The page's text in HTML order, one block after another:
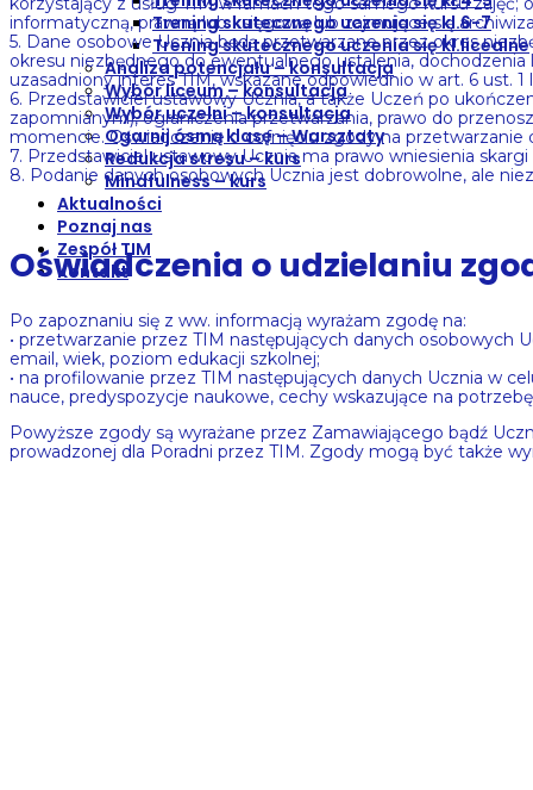
Trening skutecznego uczenia się kl.6-7
Trening skutecznego uczenia się kl.licealne
Analiza potencjału – konsultacja
Wybór liceum – konsultacja
Wybór uczelni – konsultacja
Ogarnij ósmą klasę – Warsztaty
Redukcja stresu – kurs
Mindfulness – kurs
Aktualności
Poznaj nas
Zespół TIM
Kontakt
informatyczną, prawną lub księgową lub zajmujące się
5. Dane osobowe Ucznia będą przetwarzane przez okres
okresu niezbędnego do ewentualnego ustalenia,
uzasadniony interes TIM, wskazane odpowiednio w art. 6 ust. 1
6. Przedstawiciel ustawowy Ucznia, a także Uczeń po
zapomnianym), ograniczenia przetwarzania, prawo do
momencie. Oświadczenie o cofnięciu zgody na
7. Przedstawiciel ustawowy Ucznia ma prawo wniesienia
8. Podanie danych osobowych Ucznia jest dobrowolne, ale
Oświadczenia o udzielaniu
Po zapoznaniu się z ww. informacją wyrażam zgodę na:
• przetwarzanie przez TIM następujących danych osobowych
email, wiek, poziom edukacji szkolnej;
• na profilowanie przez TIM następujących danych Ucznia w
nauce, predyspozycje naukowe, cechy wskazujące na
Powyższe zgody są wyrażane przez Zamawiającego bądź
prowadzonej dla Poradni przez TIM. Zgody mogą być także